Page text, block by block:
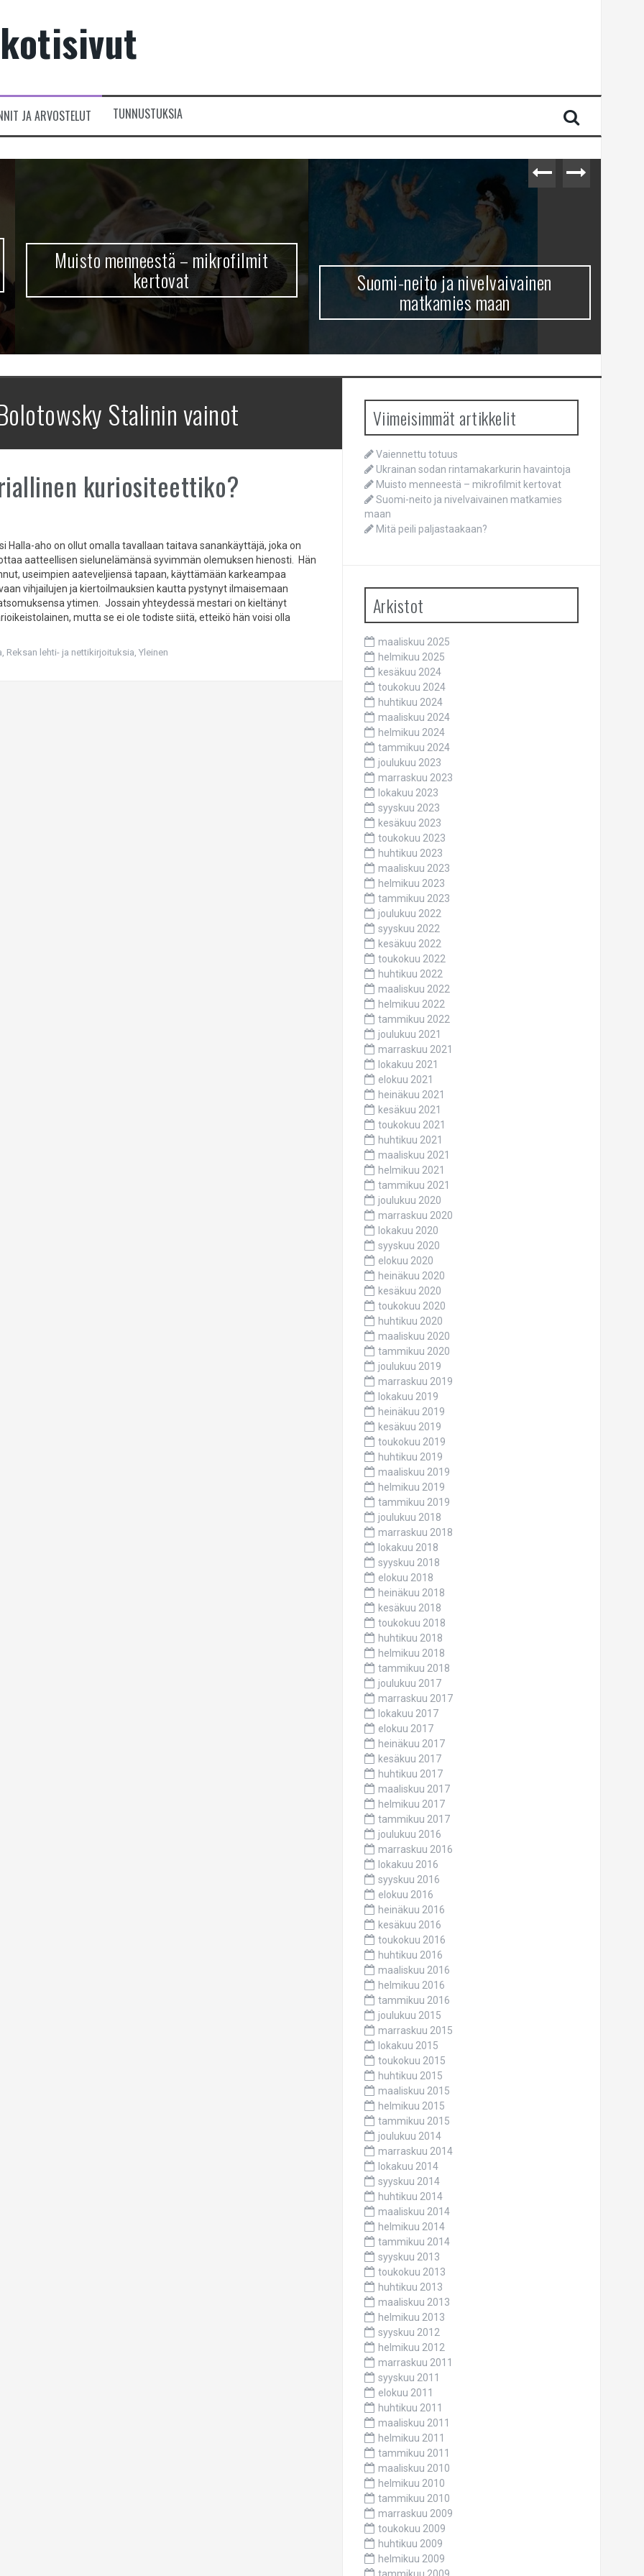
JA ARVOSTELUT TUNNUSTUKSIA
Muisto menneestä – mikrofilmit
kertovat Suomi-neito ja nivelvaivainen
matkamies maan
Stalinin vainot
kuriositeettiko?
Halla-aho on ollut omalla tavallaan taitava sanankäyttäjä, joka on
aatteellisen sielunelämänsä syvimmän olemuksen hienosti. Hän
useimpien aateveljiensä tapaan, käyttämään karkeampaa
vihjailujen ja kiertoilmauksien kautta pystynyt ilmaisemaan
ytimen. Jossain yhteydessä mestari on kieltänyt
mutta se ei ole todiste siitä, etteikö hän voisi olla
, Reksan lehti- ja nettikirjoituksia,Yleinen
Viimeisimmät artikkelit
Vaiennettu totuus
Ukrainan sodan rintamakarkurin havaintoja
Muisto menneestä – mikrofilmit kertovat
Suomi-neito ja nivelvaivainen matkamies
maan
Mitä peili paljastaakaan?
Arkistot
maaliskuu 2025
helmikuu 2025
kesäkuu 2024
toukokuu 2024
huhtikuu 2024
maaliskuu 2024
helmikuu 2024
tammikuu 2024
joulukuu 2023
marraskuu 2023
lokakuu 2023
syyskuu 2023
kesäkuu 2023
toukokuu 2023
huhtikuu 2023
maaliskuu 2023
helmikuu 2023
tammikuu 2023
joulukuu 2022
syyskuu 2022
kesäkuu 2022
toukokuu 2022
huhtikuu 2022
maaliskuu 2022
helmikuu 2022
tammikuu 2022
joulukuu 2021
marraskuu 2021
lokakuu 2021
elokuu 2021
heinäkuu 2021
kesäkuu 2021
toukokuu 2021
huhtikuu 2021
maaliskuu 2021
helmikuu 2021
tammikuu 2021
joulukuu 2020
marraskuu 2020
lokakuu 2020
syyskuu 2020
elokuu 2020
heinäkuu 2020
kesäkuu 2020
toukokuu 2020
huhtikuu 2020
maaliskuu 2020
tammikuu 2020
joulukuu 2019
marraskuu 2019
lokakuu 2019
heinäkuu 2019
kesäkuu 2019
toukokuu 2019
huhtikuu 2019
maaliskuu 2019
helmikuu 2019
tammikuu 2019
joulukuu 2018
marraskuu 2018
lokakuu 2018
syyskuu 2018
elokuu 2018
heinäkuu 2018
kesäkuu 2018
toukokuu 2018
huhtikuu 2018
helmikuu 2018
tammikuu 2018
joulukuu 2017
marraskuu 2017
lokakuu 2017
elokuu 2017
heinäkuu 2017
kesäkuu 2017
huhtikuu 2017
maaliskuu 2017
helmikuu 2017
tammikuu 2017
joulukuu 2016
marraskuu 2016
lokakuu 2016
syyskuu 2016
elokuu 2016
heinäkuu 2016
kesäkuu 2016
toukokuu 2016
huhtikuu 2016
maaliskuu 2016
helmikuu 2016
tammikuu 2016
joulukuu 2015
marraskuu 2015
lokakuu 2015
toukokuu 2015
huhtikuu 2015
maaliskuu 2015
helmikuu 2015
tammikuu 2015
joulukuu 2014
marraskuu 2014
lokakuu 2014
syyskuu 2014
huhtikuu 2014
maaliskuu 2014
helmikuu 2014
tammikuu 2014
syyskuu 2013
toukokuu 2013
huhtikuu 2013
maaliskuu 2013
helmikuu 2013
syyskuu 2012
helmikuu 2012
marraskuu 2011
syyskuu 2011
elokuu 2011
huhtikuu 2011
maaliskuu 2011
helmikuu 2011
tammikuu 2011
maaliskuu 2010
helmikuu 2010
tammikuu 2010
marraskuu 2009
toukokuu 2009
huhtikuu 2009
helmikuu 2009